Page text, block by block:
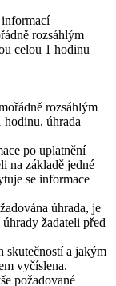
rozsáhlým
celou 1 hodinu
rozsáhlým
úhrada
po uplatnění
na základě jedné
se informace
úhrada, je
žadateli před
skutečností a jakým
vyčíslena.
požadované